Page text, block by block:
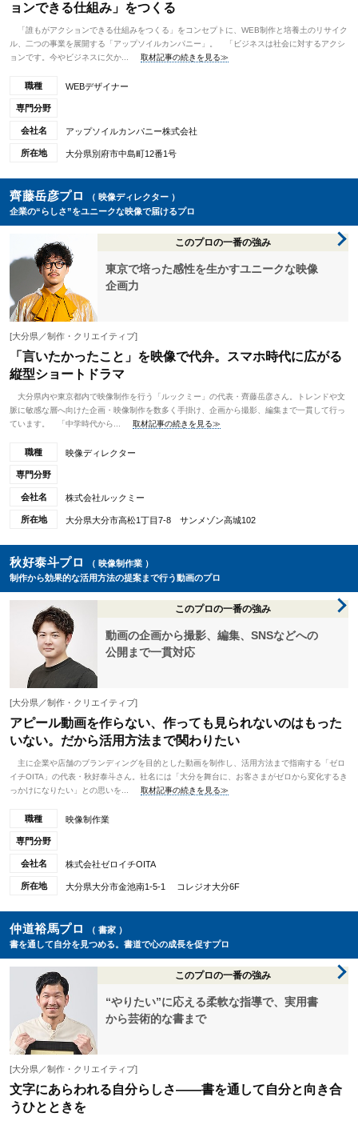
ョンできる仕組み」をつくる
「誰もがアクションできる仕組みをつくる」をコンセプトに、WEB制作と培養土のリサイク
ル、二つの事業を展開する「アップソイルカンパニー」。 「ビジネスは社会に対するアクシ
ョンです。今やビジネスに欠か...
取材記事の続きを見る≫
職種 WEBデザイナー
専門分野
会社名 アップソイルカンパニー株式会社
所在地 大分県別府市中島町12番1号
齊藤岳彦プロ
（ 映像ディレクター ）
企業の“らしさ”をユニークな映像で届けるプロ
このプロの一番の強み
東京で培った感性を生かすユニークな映像
企画力
[大分県／制作・クリエイティブ]
「言いたかったこと」を映像で代弁。スマホ時代に広がる
縦型ショートドラマ
大分県内や東京都内で映像制作を行う「ルックミー」の代表・齊藤岳彦さん。トレンドや文
脈に敏感な層へ向けた企画・映像制作を数多く手掛け、企画から撮影、編集まで一貫して行っ
ています。 「中学時代から...
取材記事の続きを見る≫
職種 映像ディレクター
専門分野
会社名 株式会社ルックミー
所在地 大分県大分市高松1丁目7-8 サンメゾン高城102
秋好泰斗​プロ
（ 映像制作業 ）
制作から効果的な活用方法の提案まで行う動画のプロ
このプロの一番の強み
動画の企画から撮影、編集、SNSなどへの
公開まで一貫対応
[大分県／制作・クリエイティブ]
アピール動画を作らない、作っても見られないのはもった
いない。だから活用方法まで関わりたい
主に企業や店舗のブランディングを目的とした動画を制作し、活用方法まで指南する「ゼロ
イチOITA」の代表・秋好泰斗さん。社名には「大分を舞台に、お客さまがゼロから変化するき
っかけになりたい」との思いを...
取材記事の続きを見る≫
職種 映像制作業
専門分野
会社名 株式会社ゼロイチOITA
所在地 大分県大分市金池南1-5-1 コレジオ大分6F
仲道裕馬プロ
（ 書家 ）
書を通して自分を見つめる。書道で心の成長を促すプロ
このプロの一番の強み
“やりたい”に応える柔軟な指導で、実用書
から芸術的な書まで
[大分県／制作・クリエイティブ]
文字にあらわれる自分らしさ――書を通して自分と向き合
うひとときを